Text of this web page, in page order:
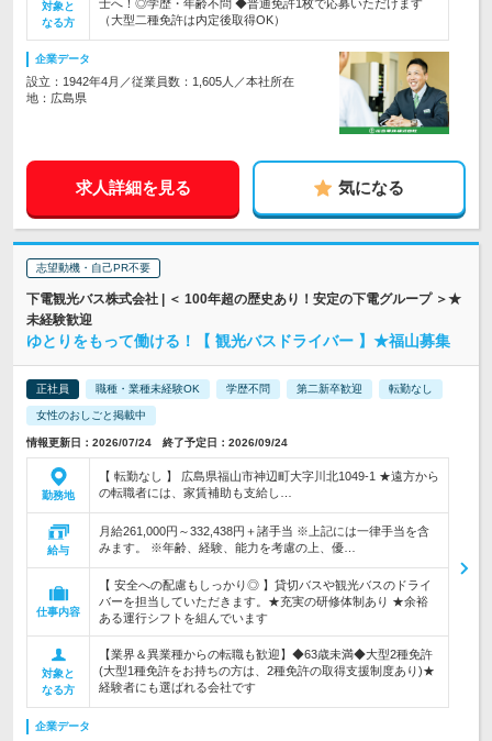
対象と
なる方
士へ！◎学歴・年齢不問 ◆普通免許1枚で応募いただけます
（大型二種免許は内定後取得OK）
企業データ
設立：1942年4月／従業員数：1,605人／本社所在
地：広島県
求人詳細を見る 気になる
志望動機・自己PR不要
下電観光バス株式会社 | ＜ 100年超の歴史あり！安定の下電グループ ＞★
未経験歓迎
ゆとりをもって働ける！【 観光バスドライバー 】★福山募集
正社員 職種・業種未経験OK 学歴不問 第二新卒歓迎 転勤なし
女性のおしごと掲載中
情報更新日：2026/07/24 終了予定日：2026/09/24
勤務地
【 転勤なし 】 広島県福山市神辺町大字川北1049-1 ★遠方から
の転職者には、家賃補助も支給し…
給与
月給261,000円～332,438円＋諸手当 ※上記には一律手当を含
みます。 ※年齢、経験、能力を考慮の上、優…
仕事内容
【 安全への配慮もしっかり◎ 】貸切バスや観光バスのドライ
バーを担当していただきます。★充実の研修体制あり ★余裕
ある運行シフトを組んでいます
対象と
なる方
【業界＆異業種からの転職も歓迎】◆63歳未満◆大型2種免許
(大型1種免許をお持ちの方は、2種免許の取得支援制度あり)★
経験者にも選ばれる会社です
企業データ